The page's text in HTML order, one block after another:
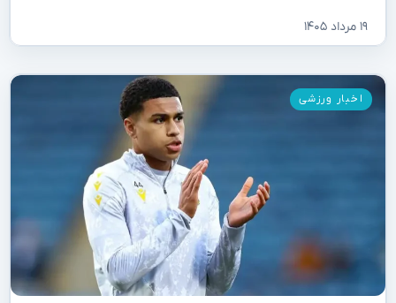
۱۹ مرداد ۱۴۰۵
اخبار ورزشی